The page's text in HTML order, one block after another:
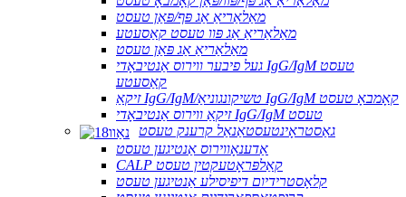
מאַלאַריאַ אַג פּף/פּאַן טעסט
מאַלאַריאַ אַג פּוו טעסט קאַסעטע
מאַלאַריאַ אַג פּאַן טעסט
געל פיבער ווירוס אַנטיבאָדי IgG/IgM טעסט
קאַסעטע
זיקאַ IgG/IgM/טשיקונגוניאַ IgG/IgM קאָמבאָ טעסט
זיקאַ ווירוס אַנטיבאָדי IgG/IgM טעסט
גאַסטראָינטעסטאַנאַל קרענק טעסט
אַדענאָווירוס אַנטיגען טעסט
CALP קאַלפּראָטעקטין טעסט
קלאָסטרידיום דיפיסילע אַנטיגען טעסט